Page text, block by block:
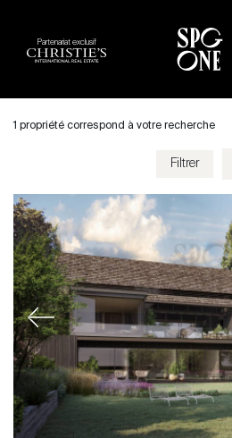
Partenariat exclusif
Mies
Villa
Chambres
Critères
Enregistrer mes
1 propriété correspond à votre recherche
Filtrer
Previous